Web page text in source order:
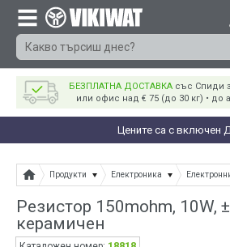
БЕЗПЛАТНА ДОСТАВКА със Спиди
или офис над € 75 (до 30 кг) • до
Цените са с включен
Продукти Електроника
Резистор 150mohm, 10W,
керамичен